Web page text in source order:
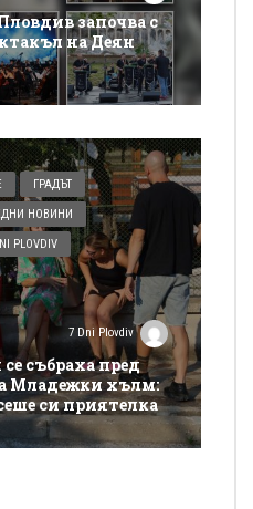
започва с
на Деян
ГРАДЪТ
НОВИНИ
PLOVDIV
7 Dni Plovdiv
събраха пред
Младежки хълм:
си приятелка